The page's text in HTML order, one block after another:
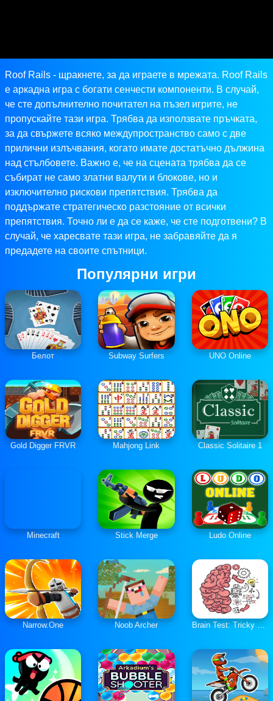
Roof Rails - щракнете, за да играете в мрежата. Roof Rails
е аркадна игра с богати сенчести компоненти. В случай,
че сте допълнително почитател на пъзел игрите, не
пропускайте тази игра. Трябва да използвате пръчката,
за да свържете всяко междупространство само с две
прилични излъчвания, когато имате достатъчно дължина
над стълбовете. Важно е, че на сцената трябва да се
събират не само златни валути и блокове, но и
изключително рискови препятствия. Трябва да
поддържате стратегическо разстояние от всички
препятствия. Точно ли е да се каже, че сте подготвени? В
случай, че харесвате тази игра, не забравяйте да я
предадете на своите спътници.
Популярни игри
Белот Subway Surfers UNO Online
Gold Digger FRVR Mahjong Link Classic Solitaire 1
Minecraft Stick Merge Ludo Online
Narrow.One Noob Archer Brain Test: Tricky Puzzles